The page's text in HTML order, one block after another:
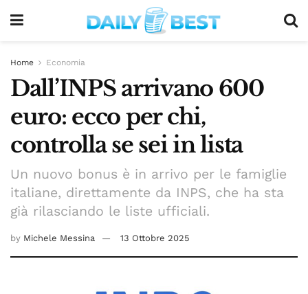
Home Economia
Dall’INPS arrivano 600
euro: ecco per chi,
controlla se sei in lista
Un nuovo bonus è in arrivo per le famiglie
italiane, direttamente da INPS, che ha sta
già rilasciando le liste ufficiali.
by Michele Messina 13 Ottobre 2025